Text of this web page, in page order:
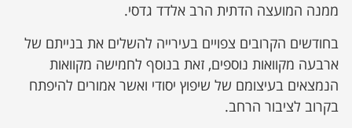
ממנה המועצה הדתית הרב אלדד גדסי.
בחודשים הקרובים צפויים בעירייה להשלים את בנייתם של
ארבעה מקוואות נוספים, זאת בנוסף לחמישה מקוואות
הנמצאים בעיצומם של שיפוץ יסודי ואשר אמורים להיפתח
בקרוב לציבור הרחב.